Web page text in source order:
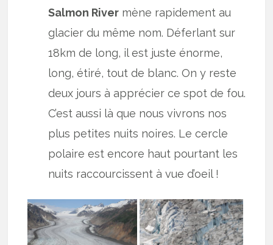
Salmon River mène rapidement au
glacier du même nom. Déferlant sur
18km de long, il est juste énorme,
long, étiré, tout de blanc. On y reste
deux jours à apprécier ce spot de fou.
C’est aussi là que nous vivrons nos
plus petites nuits noires. Le cercle
polaire est encore haut pourtant les
nuits raccourcissent à vue d’oeil !